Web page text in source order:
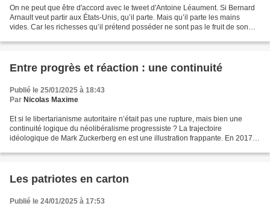
On ne peut que être d'accord avec le tweet d'Antoine Léaument. Si Bernard
Arnault veut partir aux États-Unis, qu’il parte. Mais qu’il parte les mains
vides. Car les richesses qu’il prétend posséder ne sont pas le fruit de son
Entre progrès et réaction : une continuité
Publié le 25/01/2025 à 18:43
Par Nicolas Maxime
Et si le libertarianisme autoritaire n’était pas une rupture, mais bien une
continuité logique du néolibéralisme progressiste ? La trajectoire
idéologique de Mark Zuckerberg en est une illustration frappante. En 2017, il
Les patriotes en carton
Publié le 24/01/2025 à 17:53